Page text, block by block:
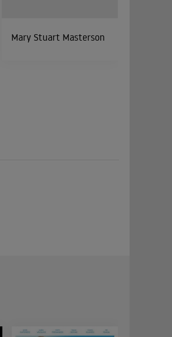
Mary Stuart Masterson